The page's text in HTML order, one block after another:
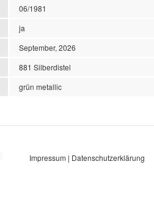
06/1981
ja
September, 2026
881 Silberdistel
grün metallic
Impressum | Datenschutzerklärung